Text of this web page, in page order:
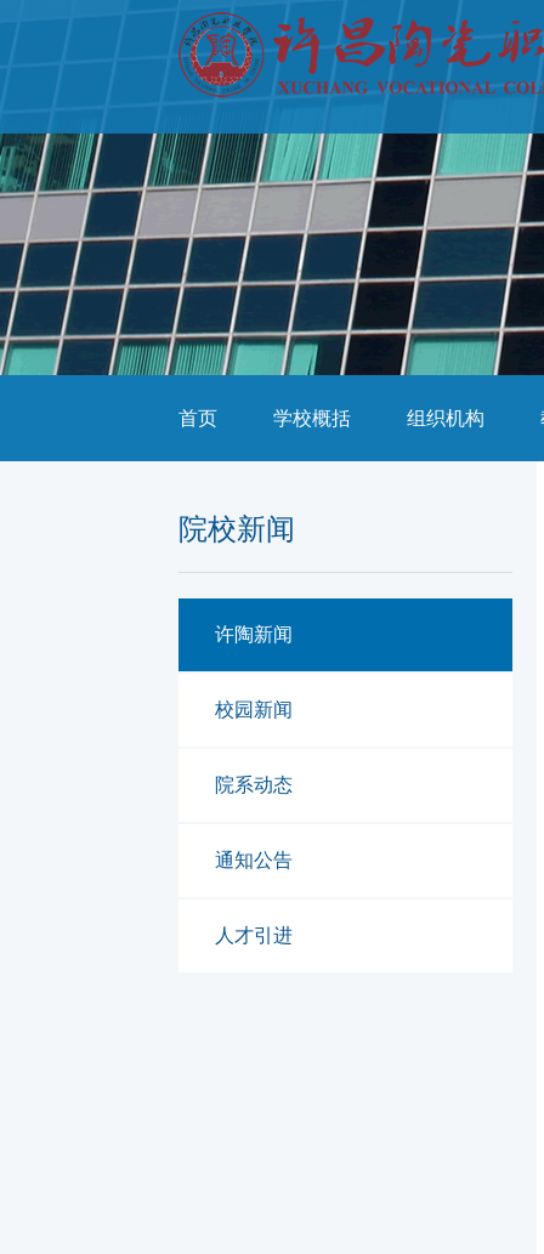
首页 学校概括 组织机构
院校新闻
许陶新闻
校园新闻
院系动态
通知公告
人才引进